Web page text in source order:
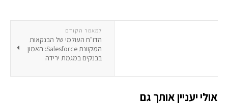
למאמר הקודם
הדו"ח העולמי של הבנקאות
המקוונת Salesforce: האמון
בבנקים במגמת ירידה
אולי יעניין אותך גם